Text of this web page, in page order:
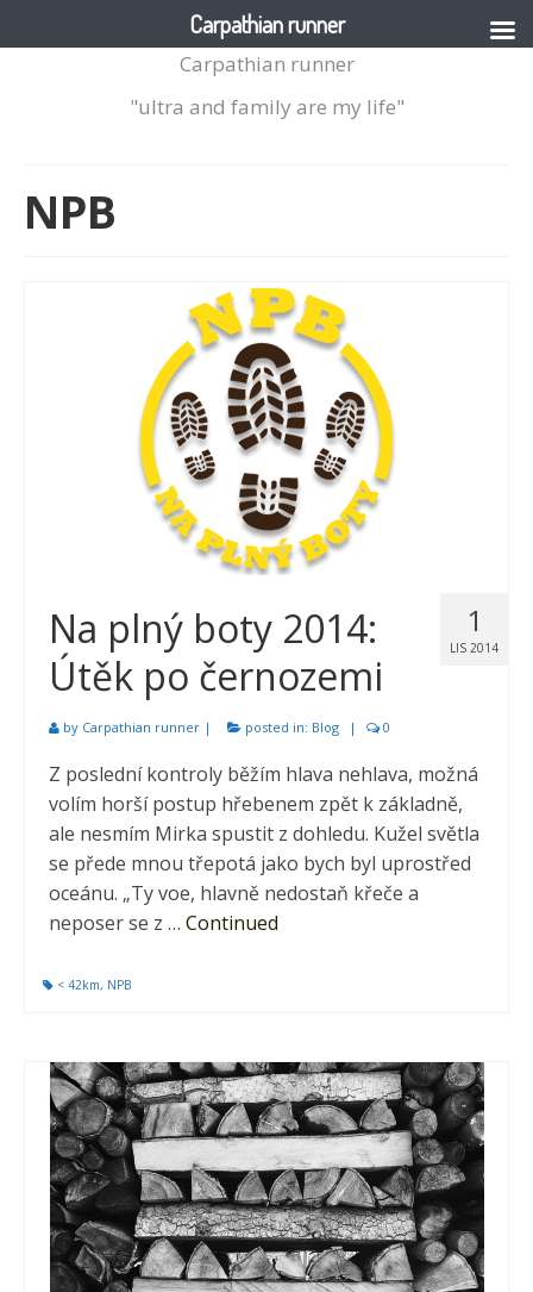
Carpathian runner
"ultra and family are my life"
NPB
1
LIS 2014
Na plný boty 2014:
Útěk po černozemi
by Carpathian runner | posted in: Blog | 0
Z poslední kontroly běžím hlava nehlava, možná
volím horší postup hřebenem zpět k základně,
ale nesmím Mirka spustit z dohledu. Kužel světla
se přede mnou třepotá jako bych byl uprostřed
oceánu. „Ty voe, hlavně nedostaň křeče a
neposer se z … Continued
< 42km, NPB
Carpathian runner